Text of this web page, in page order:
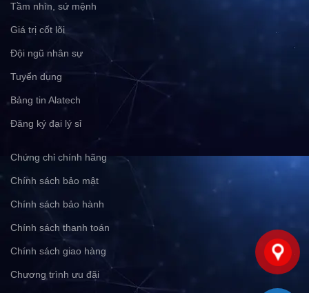
Tầm nhìn, sứ mệnh
Giá trị cốt lõi
Đội ngũ nhân sự
Tuyển dụng
Bảng tin Alatech
Đăng ký đại lý sỉ
Chứng chỉ chính hãng
Chính sách bảo mật
Chính sách bảo hành
Chính sách thanh toán
Chính sách giao hàng
Chương trình ưu đãi